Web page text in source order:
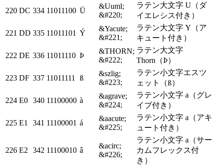
220 DC 334 11011100 Ü
&Uuml;
&#220;
ラテン大文字 U（ダ
イエレシス付き）
221 DD 335 11011101 Ý
&Yacute;
&#221;
ラテン大文字 Y（ア
キュート付き）
222 DE 336 11011110 Þ
&THORN;
&#222;
ラテン大文字
Thorn（Þ）
223 DF 337 11011111 ß
&szlig;
&#223;
ラテン小文字エスツ
ェット（ß）
224 E0 340 11100000 à
&agrave;
&#224;
ラテン小文字 a（グレ
イブ付き）
225 E1 341 11100001 á
&aacute;
&#225;
ラテン小文字 a（アキ
ュート付き）
226 E2 342 11100010 â
&acirc;
&#226;
ラテン小文字 a（サー
カムフレックス付
き）